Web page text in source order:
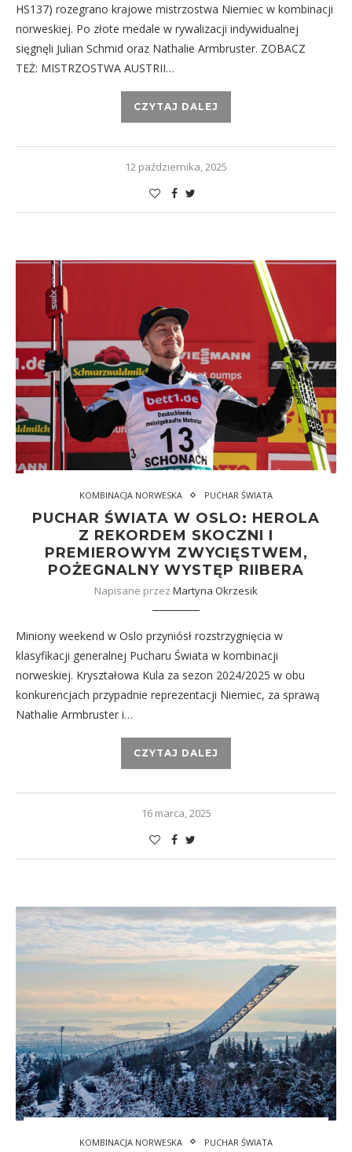
HS137) rozegrano krajowe mistrzostwa Niemiec w kombinacji
norweskiej. Po złote medale w rywalizacji indywidualnej
sięgnęli Julian Schmid oraz Nathalie Armbruster. ZOBACZ
TEŻ: MISTRZOSTWA AUSTRII…
CZYTAJ DALEJ
12 października, 2025
KOMBINACJA NORWESKA PUCHAR ŚWIATA
PUCHAR ŚWIATA W OSLO: HEROLA
Z REKORDEM SKOCZNI I
PREMIEROWYM ZWYCIĘSTWEM,
POŻEGNALNY WYSTĘP RIIBERA
Napisane przez Martyna Okrzesik
Miniony weekend w Oslo przyniósł rozstrzygnięcia w
klasyfikacji generalnej Pucharu Świata w kombinacji
norweskiej. Kryształowa Kula za sezon 2024/2025 w obu
konkurencjach przypadnie reprezentacji Niemiec, za sprawą
Nathalie Armbruster i…
CZYTAJ DALEJ
16 marca, 2025
KOMBINACJA NORWESKA PUCHAR ŚWIATA